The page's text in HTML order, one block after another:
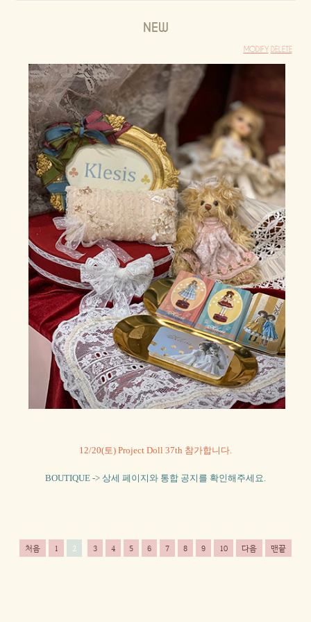
NEW
MODIFY DELETE
12/20(토) Project Doll 37th 참가합니다.
BOUTIQUE -> 상세 페이지와 통합 공지를 확인해주세요.
처음 1 2 3 4 5 6 7 8 9 10 다음 맨끝